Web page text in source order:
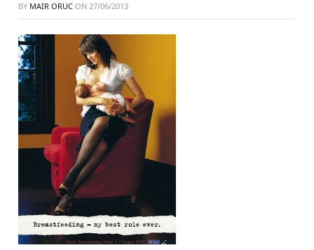
BY MAIR ORUC ON 27/06/2013